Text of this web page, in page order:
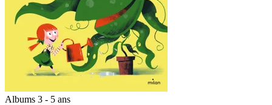
Albums 3 - 5 ans